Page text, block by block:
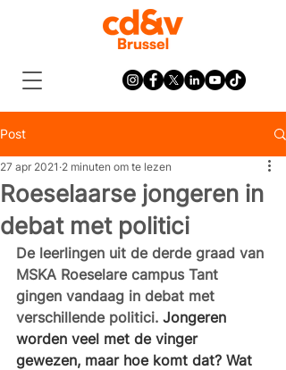
Post
Roeselaarse jongeren in
debat met politici
27 apr 2021 2 minuten om te lezen
De leerlingen uit de derde graad van
MSKA Roeselare campus Tant
gingen vandaag in debat met
verschillende politici. Jongeren
worden veel met de vinger
gewezen, maar hoe komt dat? Wat